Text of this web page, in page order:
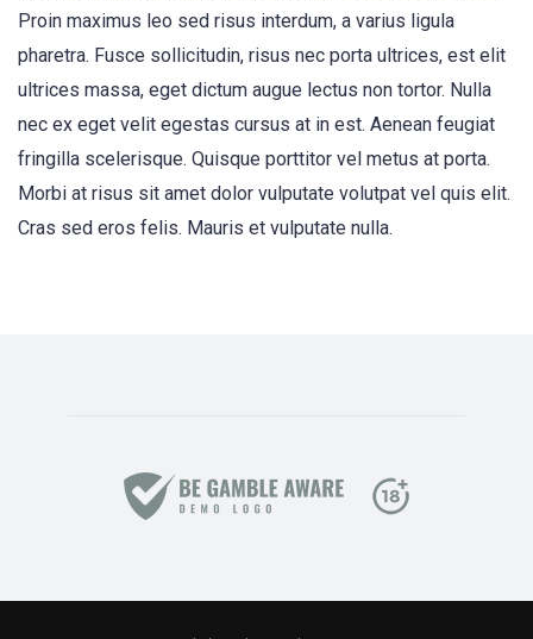
Proin maximus leo sed risus interdum, a varius ligula
pharetra. Fusce sollicitudin, risus nec porta ultrices, est elit
ultrices massa, eget dictum augue lectus non tortor. Nulla
nec ex eget velit egestas cursus at in est. Aenean feugiat
fringilla scelerisque. Quisque porttitor vel metus at porta.
Morbi at risus sit amet dolor vulputate volutpat vel quis elit.
Cras sed eros felis. Mauris et vulputate nulla.